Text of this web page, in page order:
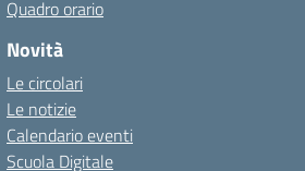
Quadro orario
Novità
Le circolari
Le notizie
Calendario eventi
Scuola Digitale